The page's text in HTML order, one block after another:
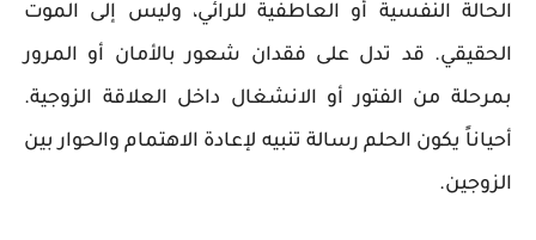
الحالة النفسية أو العاطفية للرائي، وليس إلى الموت
الحقيقي. قد تدل على فقدان شعور بالأمان أو المرور
بمرحلة من الفتور أو الانشغال داخل العلاقة الزوجية.
أحياناً يكون الحلم رسالة تنبيه لإعادة الاهتمام والحوار بين
الزوجين.